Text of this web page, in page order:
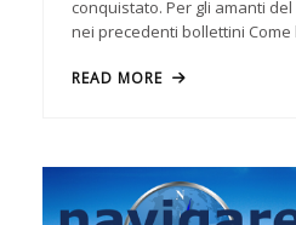
conquistato. Per gli amanti
nei precedenti bollettini
READ MORE